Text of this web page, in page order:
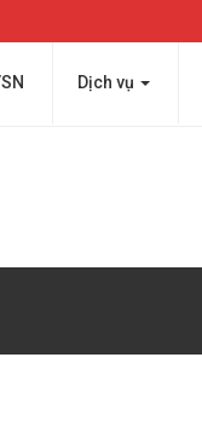
Dịch vụ